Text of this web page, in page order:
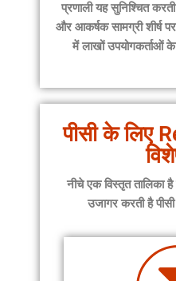
प्रणाली यह सुनिश्चित
और आकर्षक सामग्री शीर्ष
में लाखों उपयोगकर्ताओं
पीसी के लिए
नीचे एक विस्तृत तालिका
उजागर करती है